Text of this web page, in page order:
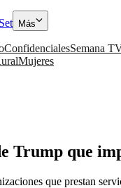
Más
ConfidencialesSemana
Mujeres
que
que prestan